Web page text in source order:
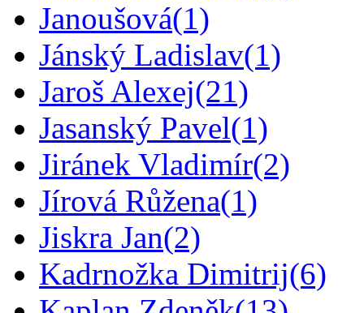
Janoušová(1)
Jánský Ladislav(1)
Jaroš Alexej(21)
Jasanský Pavel(1)
Jiránek Vladimír(2)
Jírová Růžena(1)
Jiskra Jan(2)
Kadrnožka Dimitrij(6)